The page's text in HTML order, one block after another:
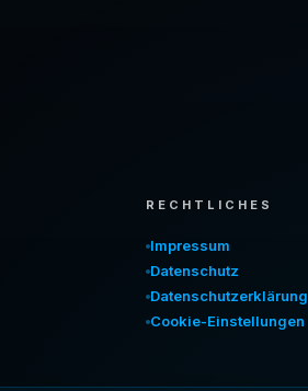
RECHTLICHES
Impressum
Datenschutz
Datenschutzerklärung
Cookie-Einstellungen